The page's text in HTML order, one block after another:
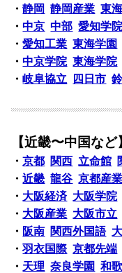
・静岡 静岡産業 東
・中京 中部 愛知学
・愛知工業 東海学園
・中京学院 東海学院
・岐阜協立 四日市
【近畿〜中国など
・京都 関西 立命館
・近畿 龍谷 京都産業
・ 大阪経済 大阪学院
・ 大阪産業 大阪市立
・ 阪南 関西外国語
・羽衣国際 京都先端
・ 天理 奈良学園 和